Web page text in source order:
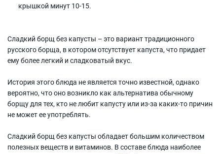
крышкой минут 10-15.
Сладкий борщ без капусты – это вариант традиционного
русского борща, в котором отсутствует капуста, что придает
ему более легкий и сладковатый вкус.
История этого блюда не является точно известной, однако
вероятно, что оно возникло как альтернатива обычному
борщу для тех, кто не любит капусту или из-за каких-то причин
не может ее употреблять.
Сладкий борщ без капусты обладает большим количеством
полезных веществ и витаминов. В составе блюда наиболее